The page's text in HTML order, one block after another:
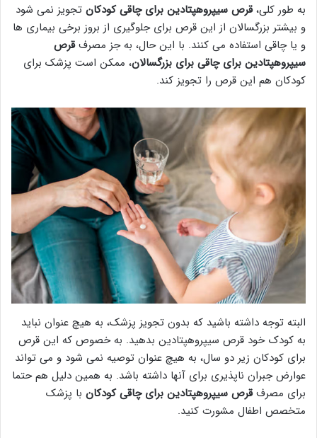
به طور کلی،قرص سیپروهپتادین برای چاقی کودکان تجویز نمی شود
و بیشتر بزرگسالان از این قرص برای جلوگیری از بروز برخی بیماری ها
و یا چاقی استفاده می کنند. با این حال، به جز مصرفقرص
سیپروهپتادین برای چاقی برای بزرگسالان، ممکن است پزشک برای
کودکان هم این قرص را تجویز کند.
البته توجه داشته باشید که بدون تجویز پزشک، به هیچ عنوان نباید
به کودک خود قرص سیپروهپتادین بدهید. به خصوص که این قرص
برای کودکان زیر دو سال، به هیچ عنوان توصیه نمی شود و می تواند
عوارض جبران ناپذیری برای آنها داشته باشد. به همین دلیل هم حتما
برای مصرفقرص سیپروهپتادین برای چاقی کودکان با پزشک
متخصص اطفال مشورت کنید.